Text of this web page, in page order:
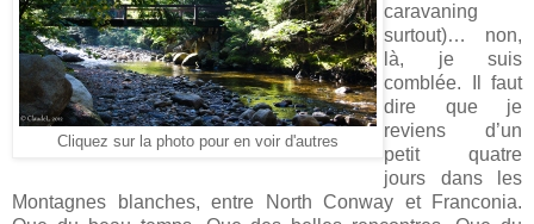
Cliquez sur la photo pour en voir d'autres
caravaning
surtout)… non,
là, je suis
comblée. Il faut
dire que je
reviens d’un
petit quatre
jours dans les
Montagnes blanches, entre North Conway et Franconia.